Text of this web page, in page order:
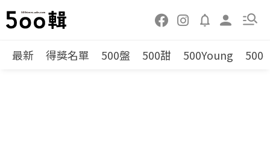
最新 得獎名單 500盤 500甜 500Young 500